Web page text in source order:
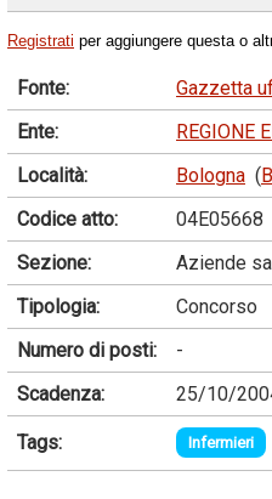
Registrati per aggiungere questa o
Fonte:
Gazzetta
Ente:
REGIONE
Località:
Bologna (
Codice atto:
04E05668
Sezione:
Aziende
Tipologia:
Concorso
Numero di posti:
-
Scadenza:
25/10/
Tags: Infermieri